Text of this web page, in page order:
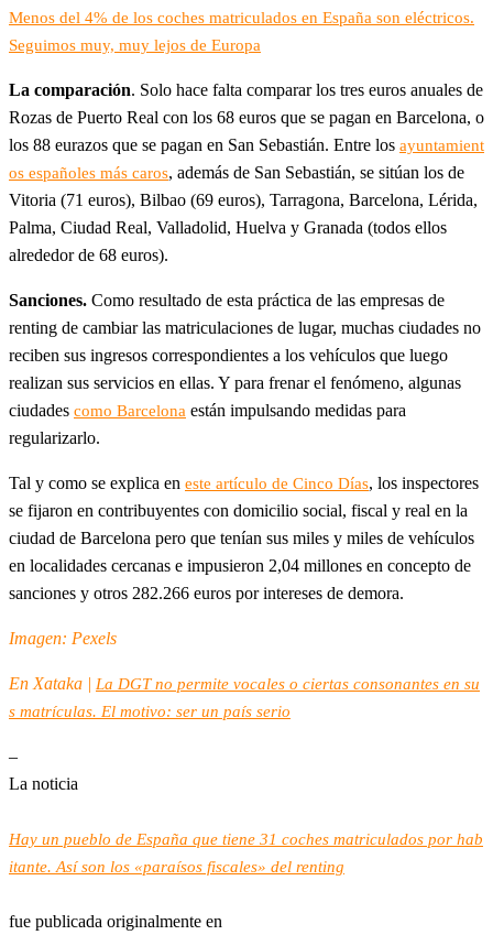
Menos del 4% de los coches matriculados en España son eléctricos.
Seguimos muy, muy lejos de Europa
La comparación. Solo hace falta comparar los tres euros anuales de
Rozas de Puerto Real con los 68 euros que se pagan en Barcelona, o
los 88 eurazos que se pagan en San Sebastián. Entre los ayuntamient
os españoles más caros, además de San Sebastián, se sitúan los de
Vitoria (71 euros), Bilbao (69 euros), Tarragona, Barcelona, Lérida,
Palma, Ciudad Real, Valladolid, Huelva y Granada (todos ellos
alrededor de 68 euros).
Sanciones. Como resultado de esta práctica de las empresas de
renting de cambiar las matriculaciones de lugar, muchas ciudades no
reciben sus ingresos correspondientes a los vehículos que luego
realizan sus servicios en ellas. Y para frenar el fenómeno, algunas
ciudades como Barcelona están impulsando medidas para
regularizarlo.
Tal y como se explica en este artículo de Cinco Días, los inspectores
se fijaron en contribuyentes con domicilio social, fiscal y real en la
ciudad de Barcelona pero que tenían sus miles y miles de vehículos
en localidades cercanas e impusieron 2,04 millones en concepto de
sanciones y otros 282.266 euros por intereses de demora.
Imagen: Pexels
En Xataka | La DGT no permite vocales o ciertas consonantes en su
s matrículas. El motivo: ser un país serio
–
La noticia
Hay un pueblo de España que tiene 31 coches matriculados por hab
itante. Así son los «paraísos fiscales» del renting
fue publicada originalmente en